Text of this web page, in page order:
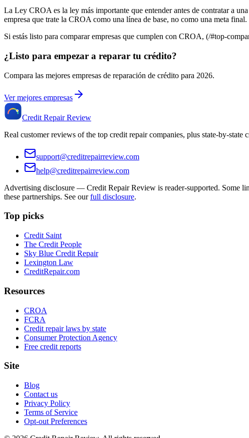
La Ley CROA es la ley más importante que entender antes de contratar a
empresa que trate la CROA como una línea de base, no como una meta final.
Si estás listo para comparar empresas que cumplen con CROA, (/#top-
¿Listo para empezar a reparar tu crédito?
Compara las mejores empresas de reparación de crédito para 2026.
Ver mejores empresas
Credit Repair Review
Real customer reviews of the top credit repair companies, plus state-by-
support@creditrepairreview.com
help@creditrepairreview.com
Advertising disclosure — Credit Repair Review is reader-supported. Some
these partnerships. See our full disclosure.
Top picks
Credit Saint
The Credit People
Sky Blue Credit Repair
Lexington Law
CreditRepair.com
Resources
CROA
FCRA
Credit repair laws by state
Consumer Protection Agency
Free credit reports
Site
Blog
Contact us
Privacy Policy
Terms of Service
Opt-out Preferences